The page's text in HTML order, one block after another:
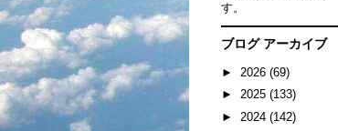
す。
ブログ アーカイブ
► 2026 (69)
► 2025 (133)
► 2024 (142)